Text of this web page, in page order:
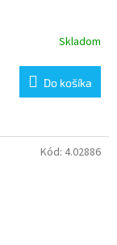
Skladom
Do košíka
Kód: 4.02886